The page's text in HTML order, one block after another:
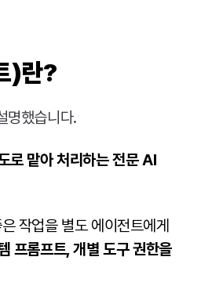
)란?
로 맡아 처리하는 전문 AI
작업을 별도 에이전트에게
프롬프트, 개별 도구 권한을